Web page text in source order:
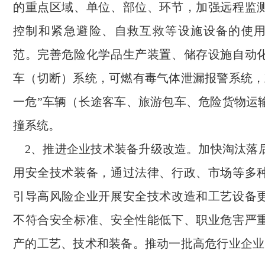
的重点区域、单位、部位、环节，加强远程监
控制和紧急避险、自救互救等设施设备的使
范。完善危险化学品生产装置、储存设施自动
车（切断）系统，可燃有毒气体泄漏报警系统
一危”车辆（长途客车、旅游包车、危险货物运
撞系统。
2、推进企业技术装备升级改造。加快淘汰落
用安全技术装备，通过法律、行政、市场等多
引导高风险企业开展安全技术改造和工艺设备
不符合安全标准、安全性能低下、职业危害严
产的工艺、技术和装备。推动一批高危行业企